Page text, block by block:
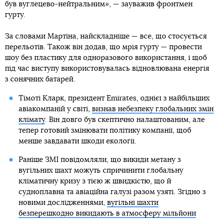
був вуглецево-нейтральним», — зауважив фронтмен
гурту.
За словами Мартіна, найскладніше — все, що стосується
перельотів. Також він додав, що мрія гурту — провести
шоу без пластику для одноразового використання, і щоб
під час виступу використовувалась відновлювана енергія
з сонячних батарей.
Тімоті Кларк, президент Emirates, однієї з найбільших
авіакомпаній у світі, визнав небезпеку глобальних змін
клімату. Він довго був скептично налаштованим, але
тепер готовий змінювати політику компанії, щоб
менше завдавати шкоди екології.
Раніше ЗМІ повідомляли, що викиди метану з
вугільних шахт можуть спричинити глобальну
кліматичну кризу з тією ж швидкістю, що й
судноплавна та авіаційна галузі разом узяті. Згідно з
новими дослідженнями, вугільні шахти
безперешкодно викидають в атмосферу мільйони